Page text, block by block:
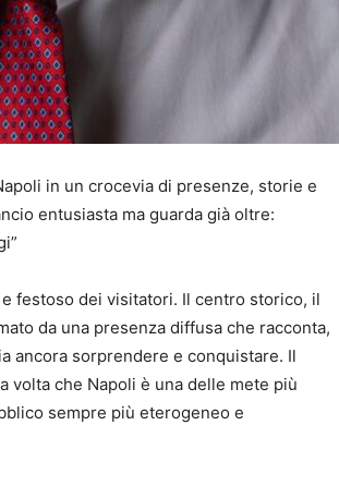
in un crocevia di presenze, storie e
entusiasta ma guarda già oltre:
festoso dei visitatori. Il centro storico, il
da una presenza diffusa che racconta,
ancora sorprendere e conquistare. Il
volta che Napoli è una delle mete più
sempre più eterogeneo e